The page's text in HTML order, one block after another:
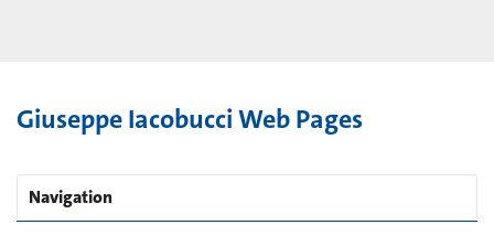
Giuseppe Iacobucci Web Pages
Navigation